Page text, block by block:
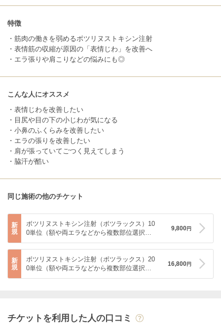
特徴
・筋肉の働きを弱めるボツリヌストキシン注射
・表情筋の収縮が原因の「表情じわ」を改善へ
・エラ張りや肩こりなどの悩みにも◎
こんな人にオススメ
・表情じわを改善したい
・目尻や目の下の小じわが気になる
・小鼻のふくらみを改善したい
・エラの張りを改善したい
・肩が張っていてごつく見えてしまう
・脇汗が酷い
同じ施術の他のチケット
新
規
ボツリヌストキシン注射（ボツラックス）10
0単位（額や両エラなどから複数部位選択
可）
9,800円
新
規
ボツリヌストキシン注射（ボツラックス）20
0単位（額や両エラなどから複数部位選択
可）
16,800円
チケットを利用した人の口コミ